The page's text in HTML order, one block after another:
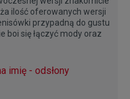
ilość oferowanych wersji
przypadną do gustu
boi się łączyć mody oraz
imię - odsłony